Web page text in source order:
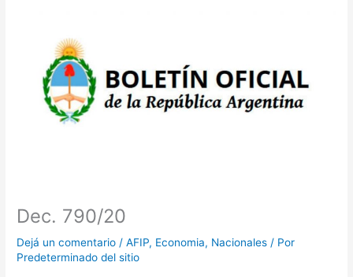
Dec. 790/20
Dejá un comentario /AFIP, Economia, Nacionales / Por
Predeterminado del sitio